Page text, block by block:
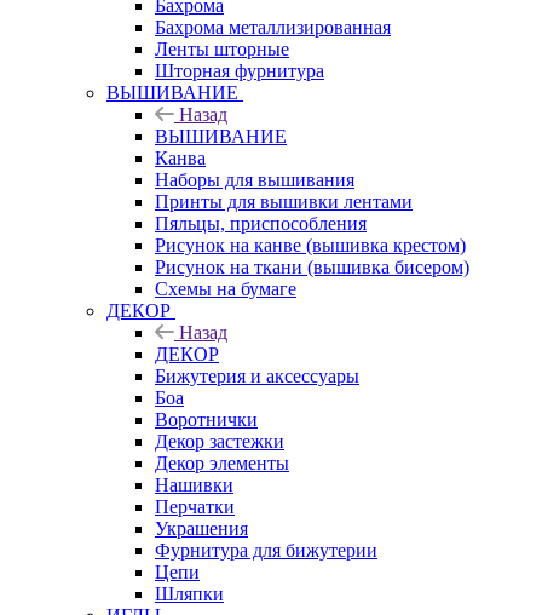
Бахрома
Бахрома металлизированная
Ленты шторные
Шторная фурнитура
ВЫШИВАНИЕ
Назад
ВЫШИВАНИЕ
Канва
Наборы для вышивания
Принты для вышивки лентами
Пяльцы, приспособления
Рисунок на канве (вышивка крестом)
Рисунок на ткани (вышивка бисером)
Схемы на бумаге
ДЕКОР
Назад
ДЕКОР
Бижутерия и аксессуары
Боа
Воротнички
Декор застежки
Декор элементы
Нашивки
Перчатки
Украшения
Фурнитура для бижутерии
Цепи
Шляпки